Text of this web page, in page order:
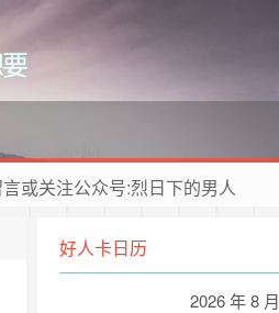
或关注公众号:烈日下的男人
好人卡日历
2026 年 8 月